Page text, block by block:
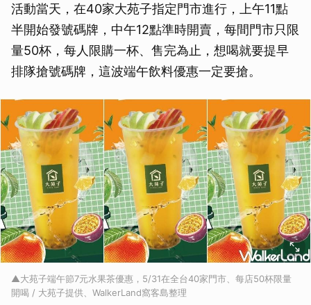
活動當天，在40家大苑子指定門市進行，上午11點
半開始發號碼牌，中午12點準時開賣，每間門市只限
量50杯，每人限購一杯、售完為止，想喝就要提早
排隊搶號碼牌，這波端午飲料優惠一定要搶。
▲大苑子端午節7元水果茶優惠，5/31在全台40家門市、每店50杯限量
開喝 / 大苑子提供、WalkerLand窩客島整理